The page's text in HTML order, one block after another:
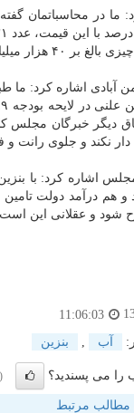
تومان درآمد حاصل می شود.
نكند و جلوی رانت
و هم درآمد دولت
و عقلانی این است
11:06:03
آب بنزین
را می پسندید؟ (1)
مطالب مرتبط